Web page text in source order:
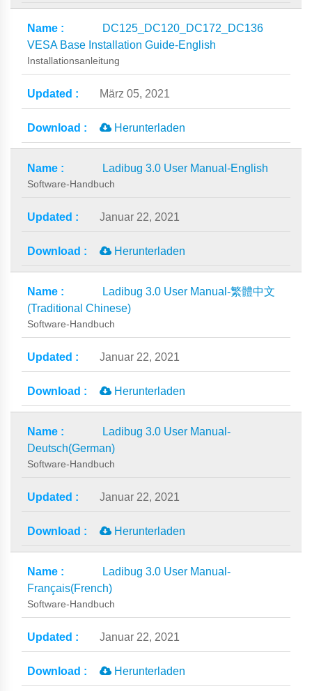
DC125_DC120_DC172_DC136
VESA Base Installation Guide-English
Installationsanleitung
März 05, 2021
Herunterladen
Ladibug 3.0 User Manual-English
Software-Handbuch
Januar 22, 2021
Herunterladen
Ladibug 3.0 User Manual-繁體中文
(Traditional Chinese)
Software-Handbuch
Januar 22, 2021
Herunterladen
Ladibug 3.0 User Manual-
Deutsch(German)
Software-Handbuch
Januar 22, 2021
Herunterladen
Ladibug 3.0 User Manual-
Français(French)
Software-Handbuch
Januar 22, 2021
Herunterladen